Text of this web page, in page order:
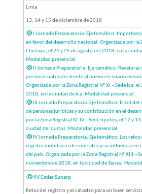
Lima
13, 14 y 15 de diciembre de 2018
I Jornada Preparatoria: Eje temático:
en favor del desarrollo nacional. Organizada por la
Chiclayo, el 24 y 25 de agosto del 2018, en la
Modalidad presencial.
II Jornada Preparatoria. Eje temático:
personas naturales frente al nuevo escenario
Organizada por la Zona Registral N° XI – Sede Ica,
2018, en la ciudad de Ica. Modalidad presencial.
III Jornada Preparatoria. Eje temático: El rol del
de personas jurídicas y su contribución en el
por la Zona Registral N° IV – Sede Iquitos, el 12 y
ciudad de Iquitos. Modalidad presencial.
IV Jornada Preparatoria. Eje temático: Los retos
registro mobiliario de contratos y su influencia en
del país. Organizada por la Zona Registral N° XIII –
noviembre de 2018, en la ciudad de Tacna.
XV Cader Sunarp
Retos del registro y el catastro para un buen